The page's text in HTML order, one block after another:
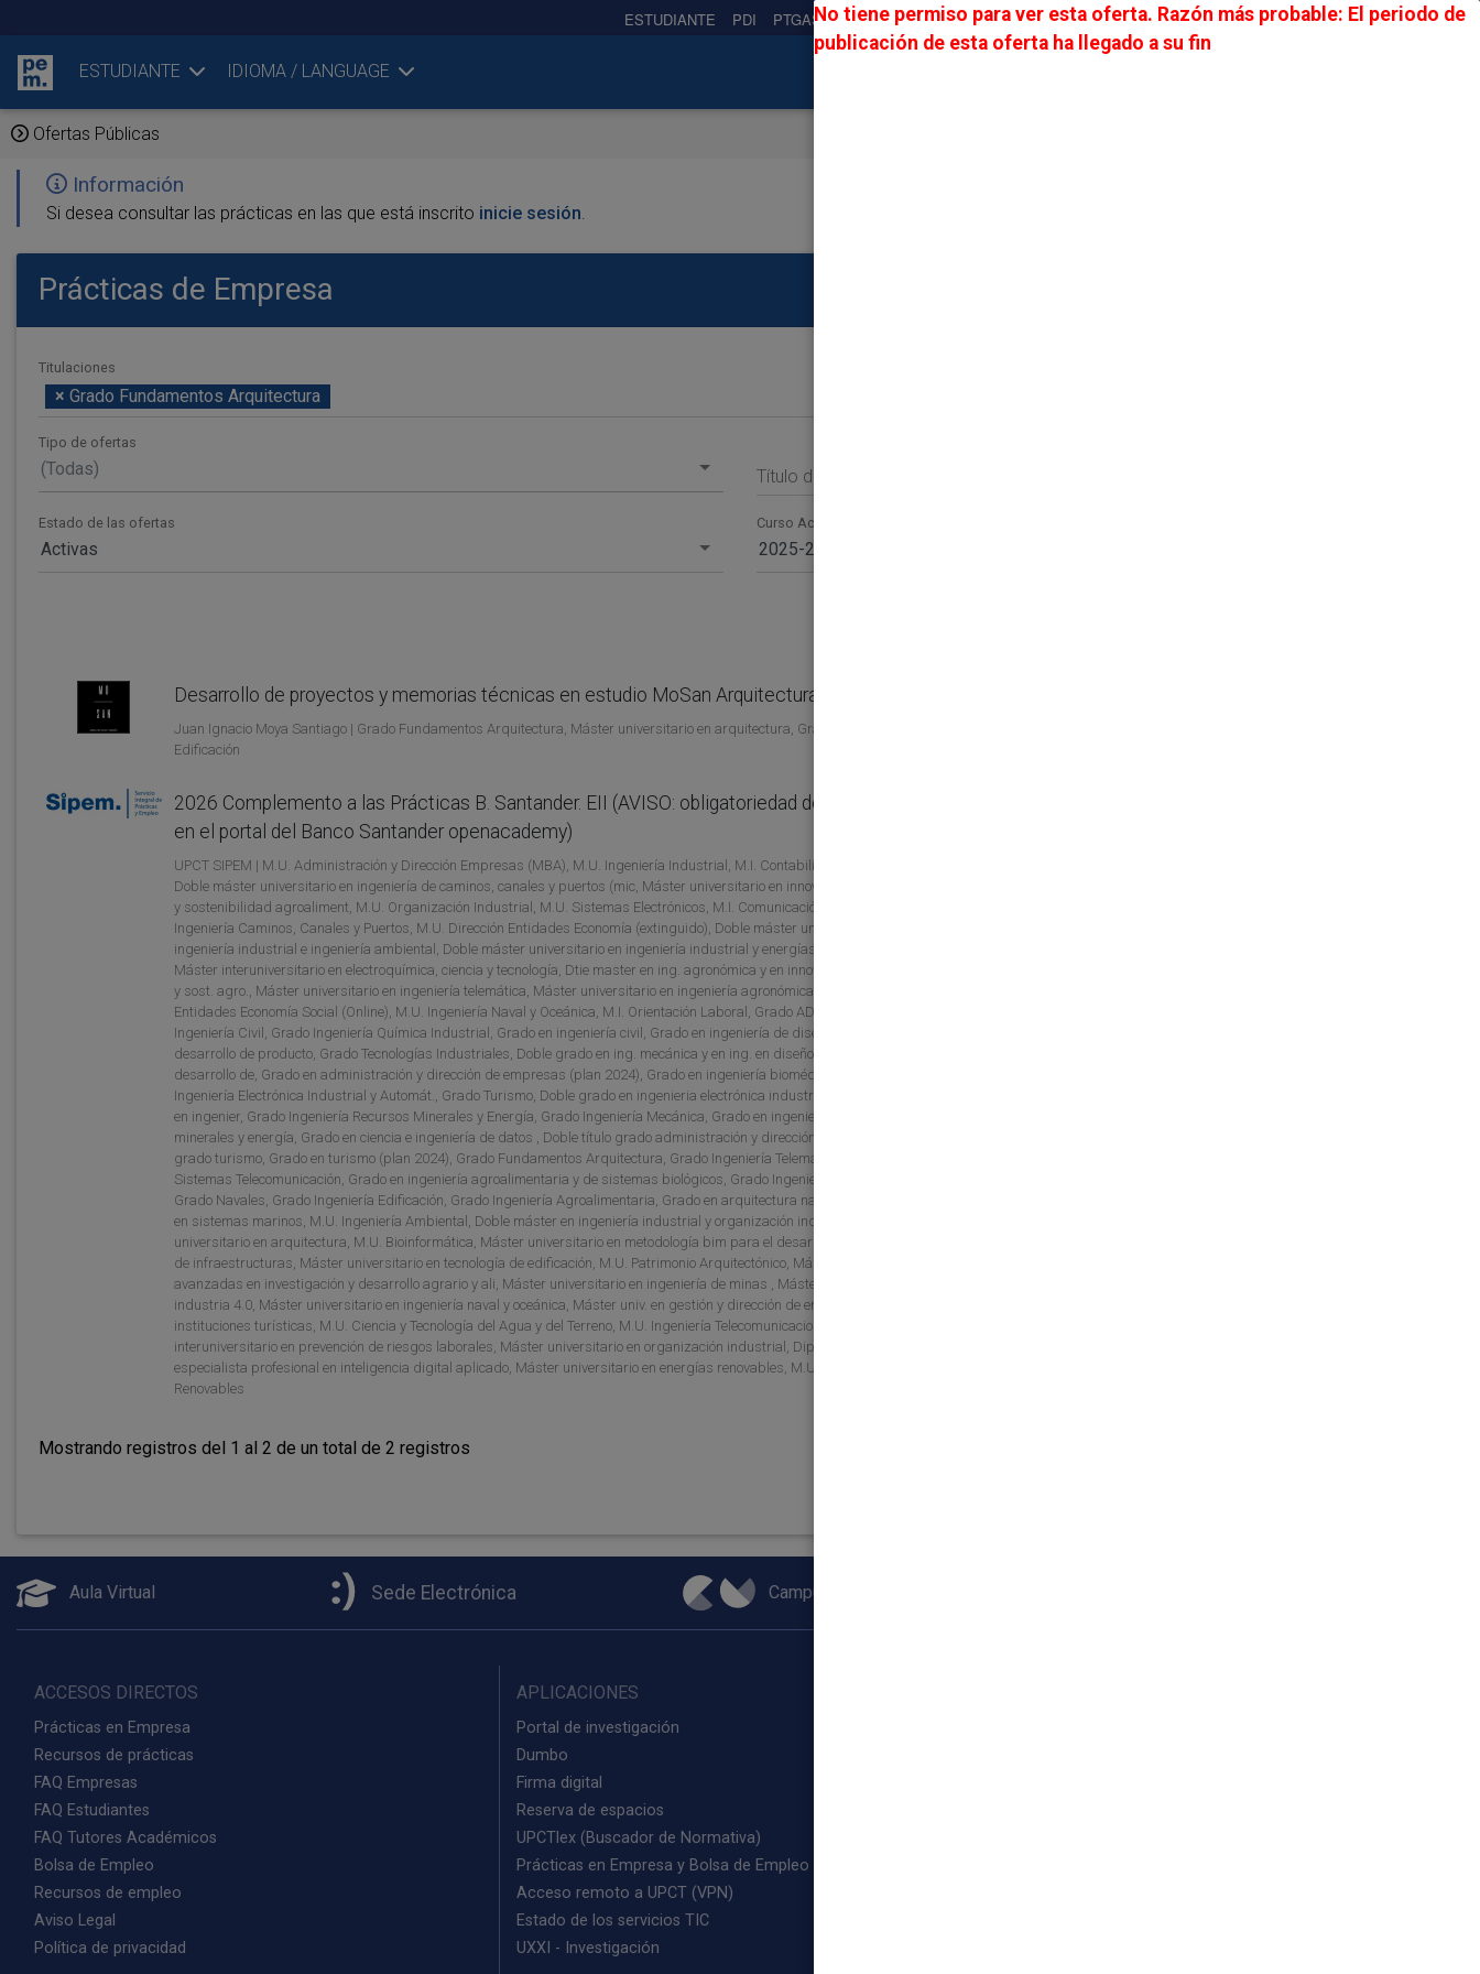
ESTUDIANTE PDI PTGAS PREUNIVERSITARIO ALUMNI UNIVERSIDAD DIGITAL ACCEDER
ESTUDIANTE IDIOMA / LANGUAGE
Ofertas Públicas
Información
Si desea consultar las prácticas en las que está inscrito inicie sesión.
Prácticas de Empresa
Titulaciones
× Grado Fundamentos Arquitectura
Tipo de ofertas
(Todas) Título de la Oferta
Estado de las ofertas
Activas
Curso Académico
2025-26
Desarrollo de proyectos y memorias técnicas en estudio MoSan Arquitectura
Juan Ignacio Moya Santiago | Grado Fundamentos Arquitectura, Máster universitario en arquitectura, Grado Ingeniería
Edificación
2026 Complemento a las Prácticas B. Santander. EII (AVISO: obligatoriedad de inscripción
en el portal del Banco Santander openacademy)
UPCT SIPEM | M.U. Administración y Dirección Empresas (MBA), M.U. Ingeniería Industrial, M.I. Contabilidad y Finanzas,
Doble máster universitario en ingeniería de caminos, canales y puertos (mic, Máster universitario en innovación, desarrollo
y sostenibilidad agroaliment, M.U. Organización Industrial, M.U. Sistemas Electrónicos, M.I. Comunicación Móvil, M.U.
Ingeniería Caminos, Canales y Puertos, M.U. Dirección Entidades Economía (extinguido), Doble máster universitario en
ingeniería industrial e ingeniería ambiental, Doble máster universitario en ingeniería industrial y energías renovables,
Máster interuniversitario en electroquímica, ciencia y tecnología, Dtie master en ing. agronómica y en innovación, desarrollo
y sost. agro., Máster universitario en ingeniería telemática, Máster universitario en ingeniería agronómica, M.U. Dirección
Entidades Economía Social (Online), M.U. Ingeniería Naval y Oceánica, M.I. Orientación Laboral, Grado ADE, Grado
Ingeniería Civil, Grado Ingeniería Química Industrial, Grado en ingeniería civil, Grado en ingeniería de diseño industrial y
desarrollo de producto, Grado Tecnologías Industriales, Doble grado en ing. mecánica y en ing. en diseño industrial y
desarrollo de, Grado en administración y dirección de empresas (plan 2024), Grado en ingeniería biomédica, Grado
Ingeniería Electrónica Industrial y Automát., Grado Turismo, Doble grado en ingenieria electrónica industrial y automática y
en ingenier, Grado Ingeniería Recursos Minerales y Energía, Grado Ingeniería Mecánica, Grado en ingeniería de recursos
minerales y energía, Grado en ciencia e ingeniería de datos , Doble título grado administración y dirección de empresas y
grado turismo, Grado en turismo (plan 2024), Grado Fundamentos Arquitectura, Grado Ingeniería Telemática, Grado
Sistemas Telecomunicación, Grado en ingeniería agroalimentaria y de sistemas biológicos, Grado Ingeniería Eléctrica,
Grado Navales, Grado Ingeniería Edificación, Grado Ingeniería Agroalimentaria, Grado en arquitectura naval e ingeniería
en sistemas marinos, M.U. Ingeniería Ambiental, Doble máster en ingeniería industrial y organización industrial, Máster
universitario en arquitectura, M.U. Bioinformática, Máster universitario en metodología bim para el desarrollo de proyectos
de infraestructuras, Máster universitario en tecnología de edificación, M.U. Patrimonio Arquitectónico, Máster u. en técnicas
avanzadas en investigación y desarrollo agrario y ali, Máster universitario en ingeniería de minas , Máster universitario en
industria 4.0, Máster universitario en ingeniería naval y oceánica, Máster univ. en gestión y dirección de empresas e
instituciones turísticas, M.U. Ciencia y Tecnología del Agua y del Terreno, M.U. Ingeniería Telecomunicaciones, Máster
interuniversitario en prevención de riesgos laborales, Máster universitario en organización industrial, Diploma propio de
especialista profesional en inteligencia digital aplicado, Máster universitario en energías renovables, M.U. Energías
Renovables
Mostrando registros del 1 al 2 de un total de 2 registros
No tiene permiso para ver esta oferta. Razón más probable: El periodo de
publicación de esta oferta ha llegado a su fin
Aula Virtual Sede Electrónica Campus Virtual
ACCESOS DIRECTOS
Prácticas en Empresa
Recursos de prácticas
FAQ Empresas
FAQ Estudiantes
FAQ Tutores Académicos
Bolsa de Empleo
Recursos de empleo
Aviso Legal
Política de privacidad
APLICACIONES
Portal de investigación
Dumbo
Firma digital
Reserva de espacios
UPCTlex (Buscador de Normativa)
Prácticas en Empresa y Bolsa de Empleo (PEM)
Acceso remoto a UPCT (VPN)
Estado de los servicios TIC
UXXI - Investigación